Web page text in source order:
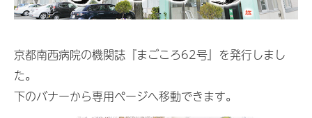
京都南西病院の機関誌『まごころ62号』を発行しまし
た。
下のバナーから専用ページへ移動できます。